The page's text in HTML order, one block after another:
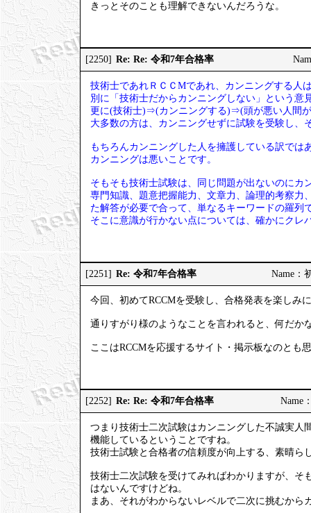
きっとそのことも理解できないんだろうな。
[2250] Re: Re: 令和7年合格率
技術士であれＲＣＣМであれ、カンニングする人
別に「技術士だからカンニングしない」という意
更に(技術士)⇒(カンニングする)⇒(頭が悪い人間
大多数の方は、カンニングせずに試験を受験し、
もちろんカンニングした人を擁護している訳では
カンニングは悪いことです。
そもそも技術士試験は、同じ問題が出ないのにカ
専門知識、題意把握能力、文章力、論理的考察力
た解答が必要で合って、単なるキーワードの羅列
そこに意識が行かない点については、確かにクレ
[2251] Re: 令和7年合格率 Name：
今回、初めてRCCMを受験し、合格発表を楽しみ
通りすがり様のようなことを言われると、何だか
ここはRCCMを応援するサイト・掲示板なのとも
[2252] Re: Re: 令和7年合格率 Name
つまり技術士二次試験はカンニングした不誠実人
機能しているということですね。
技術士試験と合格者の信頼度が向上する、素晴ら
技術士二次試験を受けてみればわかりますが、そ
はないんですけどね。
まあ、それがわからないレベルで二次に挑むから